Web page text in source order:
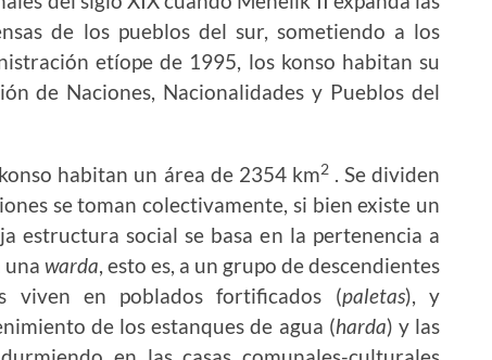
de los pueblos del sur, sometiendo a los
etíope de 1995, los konso habitan su
de Naciones, Nacionalidades y Pueblos del
habitan un área de 2354 km2 . Se dividen
se toman colectivamente, si bien existe un
estructura social se basa en la pertenencia a
una warda, esto es, a un grupo de descendientes
viven en poblados fortificados (paletas), y
de los estanques de agua (harda) y las